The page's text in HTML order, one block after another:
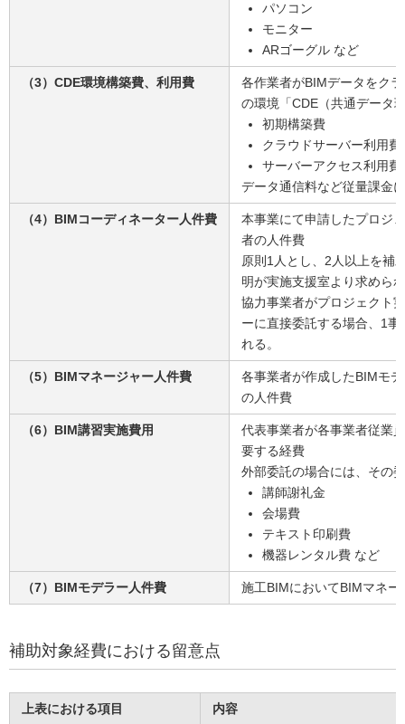
パソコン
モニター
ARゴーグル など
（3）CDE環境構築費、利用費
各作業者がBIMデータをク
の環境「CDE（共通データ
初期構築費
クラウドサーバー利用
サーバーアクセス利用費
データ通信料など従量課金
（4）BIMコーディネーター人件費
本事業にて申請したプロジ
者の人件費
原則1人とし、2人以上を補
明が実施支援室より求めら
協力事業者がプロジェクト
ーに直接委託する場合、1
れる。
（5）BIMマネージャー人件費
各事業者が作成したBIMモ
の人件費
（6）BIM講習実施費用
代表事業者が各事業者従業
要する経費
外部委託の場合には、その
講師謝礼金
会場費
テキスト印刷費
機器レンタル費 など
（7）BIMモデラー人件費 施工BIMにおいてBIMマネ
補助対象経費における留意点
上表における項目 内容